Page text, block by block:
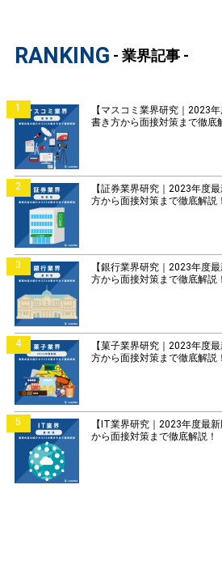
RANKING - 業界記事 -
1
【マスコミ業界研究｜2023
書き方から面接対策まで徹底
2
【証券業界研究｜2023年度
方から面接対策まで徹底解説！
3
【銀行業界研究｜2023年度
方から面接対策まで徹底解説！
4
【菓子業界研究｜2023年度
方から面接対策まで徹底解説！
5
【IT業界研究｜2023年度最
から面接対策まで徹底解説！